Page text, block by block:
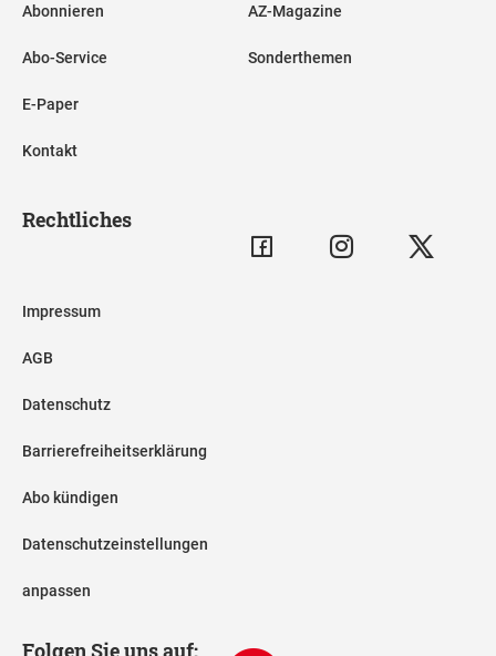
Abonnieren
Abo-Service
E-Paper
Kontakt
AZ-Magazine
Sonderthemen
Rechtliches
Impressum
AGB
Datenschutz
Barrierefreiheitserklärung
Abo kündigen
Datenschutzeinstellungen
anpassen
Folgen Sie uns auf: